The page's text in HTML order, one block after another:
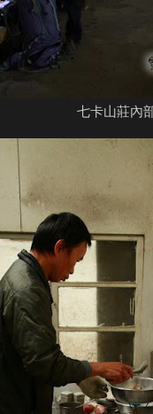
七卡山莊內